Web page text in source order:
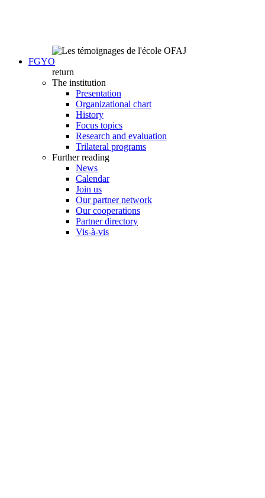
FGYO
return
The institution
Presentation
Organizational chart
History
Focus topics
Research and evaluation
Trilateral programs
Further reading
News
Calendar
Join us
Our partner network
Our cooperations
Partner directory
Vis-à-vis